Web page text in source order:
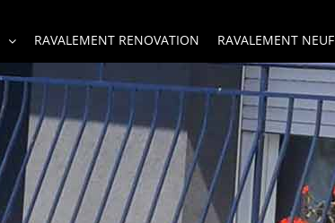
RAVALEMENT RENOVATION RAVALEMENT NEUF